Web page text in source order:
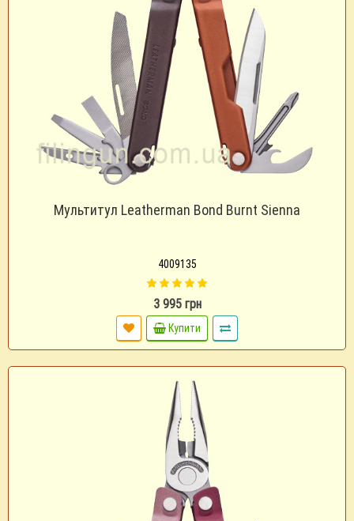
Мультитул Leatherman Bond Burnt Sienna
4009135
3 995 грн
Купити